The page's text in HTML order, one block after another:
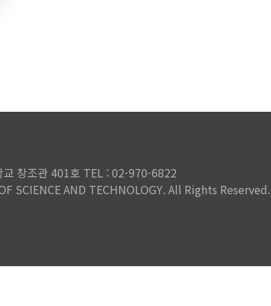
창조관 401호 TEL : 02-970-6822
SCIENCE AND TECHNOLOGY. All Rights Reserved.